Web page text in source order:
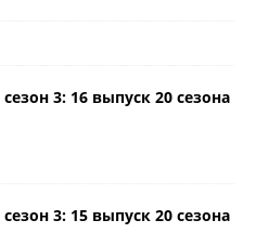
3: 16 выпуск 20 сезона
3: 15 выпуск 20 сезона